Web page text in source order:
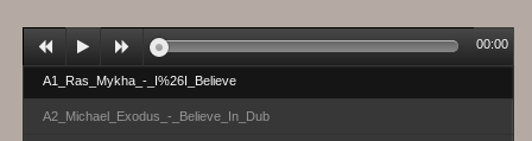
A1_Ras_Mykha_-_I%26I_Believe
A2_Michael_Exodus_-_Believe_In_Dub
00:00